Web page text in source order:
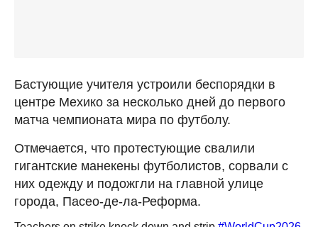
Бастующие учителя устроили беспорядки в
центре Мехико за несколько дней до первого
матча чемпионата мира по футболу.
Отмечается, что протестующие свалили
гигантские манекены футболистов, сорвали с
них одежду и подожгли на главной улице
города, Пасео-де-ла-Реформа.